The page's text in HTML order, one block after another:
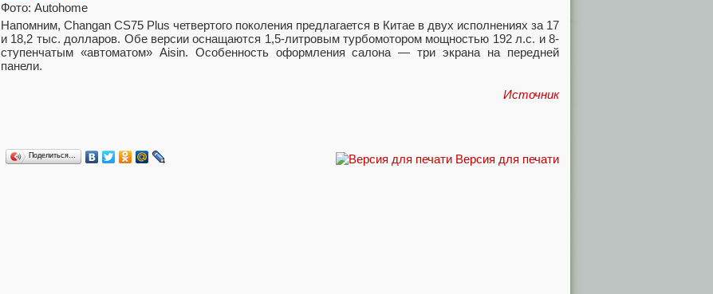
Фото: Autohome
Напомним, Changan CS75 Plus четвертого поколения предлагается в Китае в двух исполнениях за 17
и 18,2 тыс. долларов. Обе версии оснащаются 1,5-литровым турбомотором мощностью 192 л.с. и 8-
ступенчатым «автоматом» Aisin. Особенность оформления салона — три экрана на передней
панели.
Источник
Версия для печати
Поделиться…